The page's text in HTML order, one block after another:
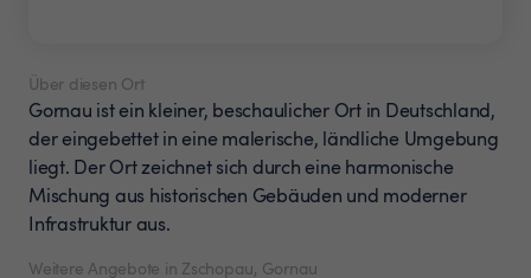
Weitere Angebote in Zschopau, Gornau
Über diesen Ort
Gornau ist ein kleiner, beschaulicher Ort in Deutschland,
der eingebettet in eine malerische, ländliche Umgebung
liegt. Der Ort zeichnet sich durch eine harmonische
Mischung aus historischen Gebäuden und moderner
Infrastruktur aus.